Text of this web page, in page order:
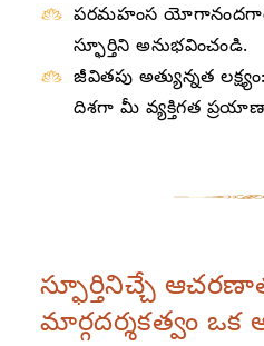
పరమహంస
స్ఫూర్తిని అనుభవించండి.
జీవితపు అత్యున్నత
దిశగా మీ వ్యక్తిగత
స్ఫూర్తినిచ్చే
మార్గదర్శకత్వం